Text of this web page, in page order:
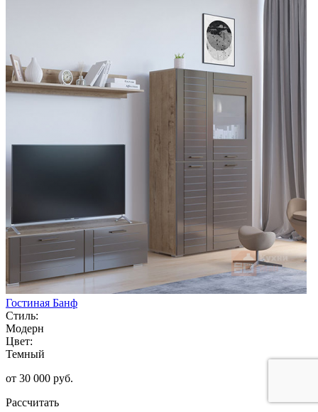
Гостиная Банф
Стиль:
Модерн
Цвет:
Темный
от 30 000 руб.
Рассчитать